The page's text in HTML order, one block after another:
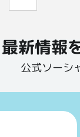
最新情報
公式ソーシ